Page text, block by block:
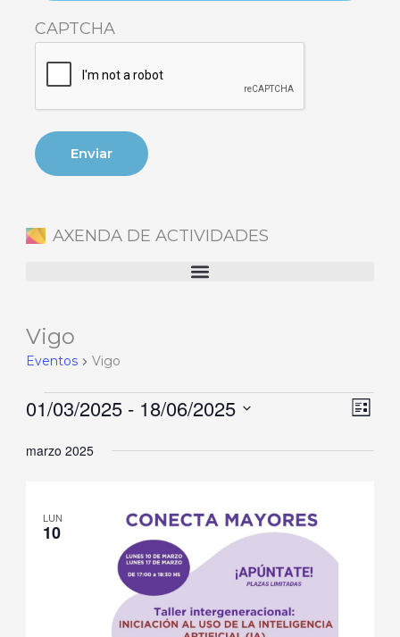
CAPTCHA
AXENDA DE ACTIVIDADES
Vigo
Eventos Vigo
Eventos
Lista
01/03/2025 - 18/06/2025
la
marzo 2025
LUN
10